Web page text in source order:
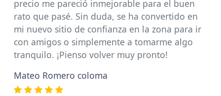
precio me pareció inmejorable para el buen
rato que pasé. Sin duda, se ha convertido en
mi nuevo sitio de confianza en la zona para ir
con amigos o simplemente a tomarme algo
tranquilo. ¡Pienso volver muy pronto!
Mateo Romero coloma